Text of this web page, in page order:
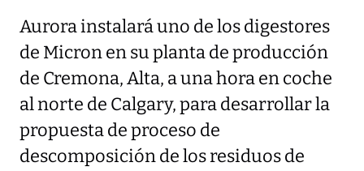
Aurora instalará uno de los digestores
de Micron en su planta de producción
de Cremona, Alta, a una hora en coche
al norte de Calgary, para desarrollar la
propuesta de proceso de
descomposición de los residuos de